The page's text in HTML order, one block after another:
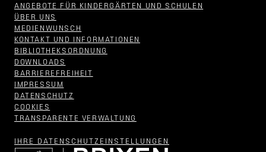
ANGEBOTE FÜR KINDERGÄRTEN UND SCHULEN
ÜBER UNS
MEDIENWUNSCH
KONTAKT UND INFORMATIONEN
BIBLIOTHEKSORDNUNG
DOWNLOADS
BARRIEREFREIHEIT
IMPRESSUM
DATENSCHUTZ
COOKIES
TRANSPARENTE VERWALTUNG
IHRE DATENSCHUTZ­EINSTELLUNGEN